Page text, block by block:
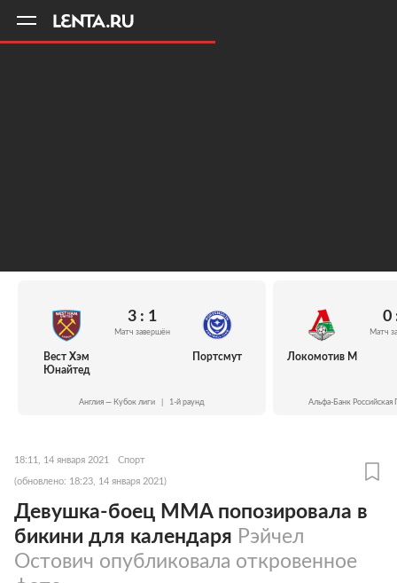
Вест Хэм
Юнайтед
3 : 1
Матч завершён
Портсмут
Англия — Кубок лиги 1-й раунд
Локомотив М
0
Матч
Альфа-Банк Российская
18:11, 14 января 2021 Спорт
(обновлено: 18:23, 14 января 2021)
Девушка-боец MMA попозировала в
бикини для календаря Рэйчел
Остович опубликовала откровенное